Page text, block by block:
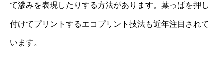
て滲みを表現したりする方法があります。葉っぱを押し
付けてプリントするエコプリント技法も近年注目されて
います。